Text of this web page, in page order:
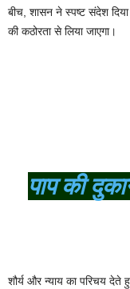
बीच, शासन ने स्पष्ट संदेश
की कठोरता से लिया जाएगा।
पाप की
शौर्य और न्याय का परिचय देते